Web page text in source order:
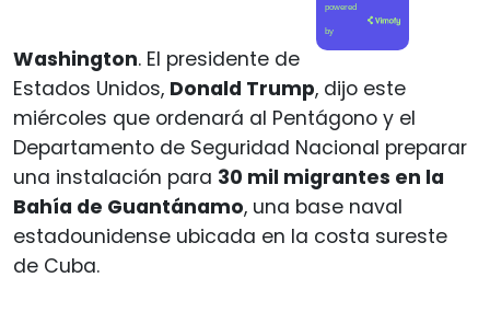
powered
by
Washington. El presidente de
Estados Unidos, Donald Trump, dijo este
miércoles que ordenará al Pentágono y el
Departamento de Seguridad Nacional preparar
una instalación para 30 mil migrantes en la
Bahía de Guantánamo, una base naval
estadounidense ubicada en la costa sureste
de Cuba.